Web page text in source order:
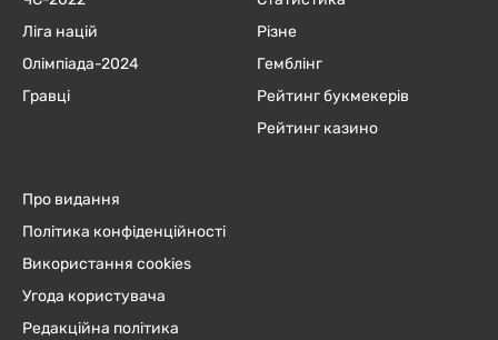
Ліга націй
Олімпіада-2024
Гравці
Різне
Гемблінг
Рейтинг букмекерів
Рейтинг казино
Про видання
Політика конфіденційності
Використання cookies
Угода користувача
Редакційна політика